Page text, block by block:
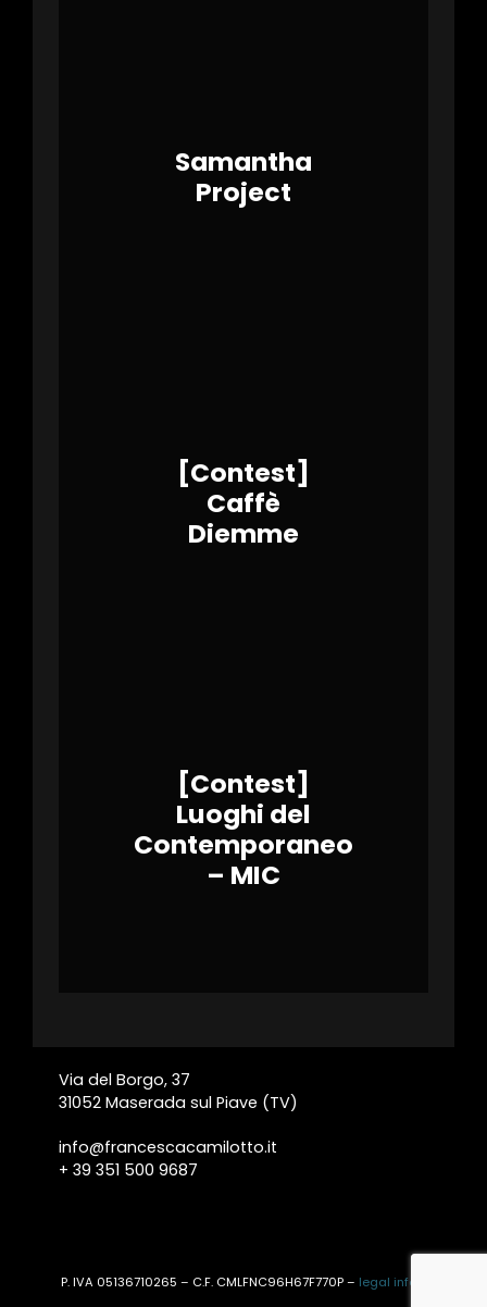
Samantha
Project
[Contest]
Caffè
Diemme
[Contest]
Luoghi del
Contemporaneo
– MIC
Via del Borgo, 37
31052 Maserada sul Piave (TV)
info@francescacamilotto.it
+ 39 351 500 9687
P. IVA 05136710265 – C.F. CMLFNC96H67F770P – legal info’s